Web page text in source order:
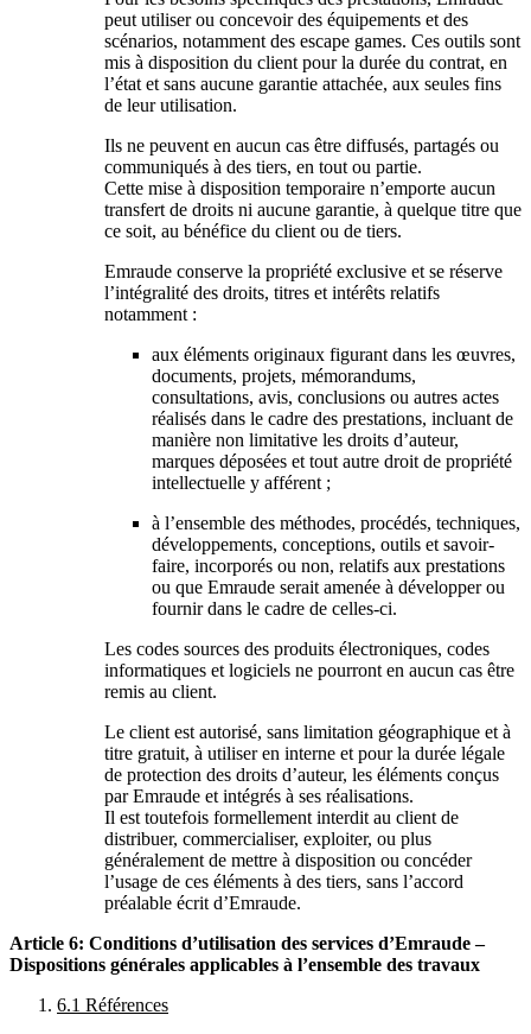
peut utiliser ou concevoir des équipements et des
scénarios, notamment des escape games. Ces outils sont
mis à disposition du client pour la durée du contrat, en
l’état et sans aucune garantie attachée, aux seules fins
de leur utilisation.
Ils ne peuvent en aucun cas être diffusés, partagés ou
communiqués à des tiers, en tout ou partie.
Cette mise à disposition temporaire n’emporte aucun
transfert de droits ni aucune garantie, à quelque titre que
ce soit, au bénéfice du client ou de tiers.
Emraude conserve la propriété exclusive et se réserve
l’intégralité des droits, titres et intérêts relatifs
notamment :
aux éléments originaux figurant dans les œuvres,
documents, projets, mémorandums,
consultations, avis, conclusions ou autres actes
réalisés dans le cadre des prestations, incluant de
manière non limitative les droits d’auteur,
marques déposées et tout autre droit de propriété
intellectuelle y afférent ;
à l’ensemble des méthodes, procédés, techniques,
développements, conceptions, outils et savoir-
faire, incorporés ou non, relatifs aux prestations
ou que Emraude serait amenée à développer ou
fournir dans le cadre de celles-ci.
Les codes sources des produits électroniques, codes
informatiques et logiciels ne pourront en aucun cas être
remis au client.
Le client est autorisé, sans limitation géographique et à
titre gratuit, à utiliser en interne et pour la durée légale
de protection des droits d’auteur, les éléments conçus
par Emraude et intégrés à ses réalisations.
Il est toutefois formellement interdit au client de
distribuer, commercialiser, exploiter, ou plus
généralement de mettre à disposition ou concéder
l’usage de ces éléments à des tiers, sans l’accord
préalable écrit d’Emraude.
Article 6: Conditions d’utilisation des services d’Emraude –
Dispositions générales applicables à l’ensemble des travaux
6.1 Références